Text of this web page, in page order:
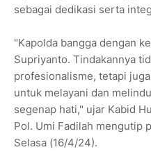
sebagai dedikasi serta
"Kapolda bangga dengan
Supriyanto. Tindakannya
profesionalisme, tetapi
untuk melayani dan
segenap hati," ujar Kabid
Pol. Umi Fadilah mengutip
Selasa (16/4/24).